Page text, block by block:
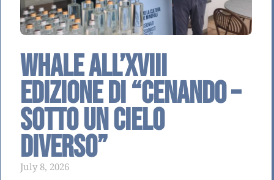
Whale all’XVIII
Edizione di “Cenando –
Sotto un Cielo
Diverso”
July 8, 2026